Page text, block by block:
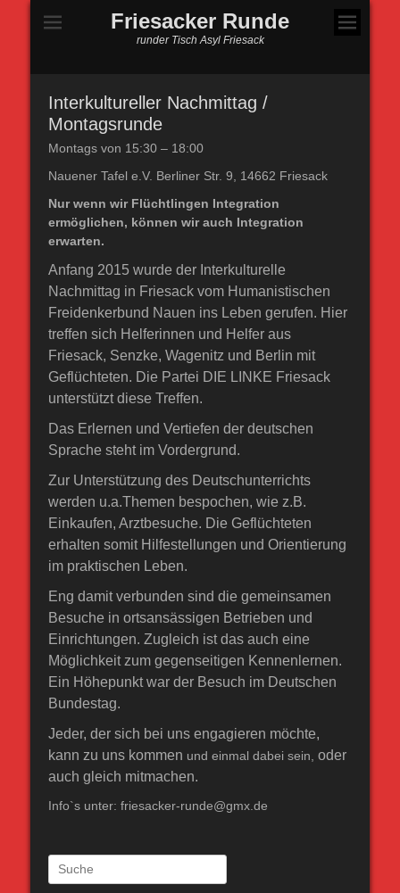
Friesacker Runde
runder Tisch Asyl Friesack
Interkultureller Nachmittag /
Montagsrunde
Montags von 15:30 – 18:00
Nauener Tafel e.V. Berliner Str. 9, 14662 Friesack
Nur wenn wir Flüchtlingen Integration
ermöglichen, können wir auch Integration
erwarten.
Anfang 2015 wurde der Interkulturelle
Nachmittag in Friesack vom Humanistischen
Freidenkerbund Nauen ins Leben gerufen. Hier
treffen sich Helferinnen und Helfer aus
Friesack, Senzke, Wagenitz und Berlin mit
Geflüchteten. Die Partei DIE LINKE Friesack
unterstützt diese Treffen.
Das Erlernen und Vertiefen der deutschen
Sprache steht im Vordergrund.
Zur Unterstützung des Deutschunterrichts
werden u.a.Themen bespochen, wie z.B.
Einkaufen, Arztbesuche. Die Geflüchteten
erhalten somit Hilfestellungen und Orientierung
im praktischen Leben.
Eng damit verbunden sind die gemeinsamen
Besuche in ortsansässigen Betrieben und
Einrichtungen. Zugleich ist das auch eine
Möglichkeit zum gegenseitigen Kennenlernen.
Ein Höhepunkt war der Besuch im Deutschen
Bundestag.
Jeder, der sich bei uns engagieren möchte,
kann zu uns kommen und einmal dabei sein, oder
auch gleich mitmachen.
Info`s unter: friesacker-runde@gmx.de
Suche
nach: